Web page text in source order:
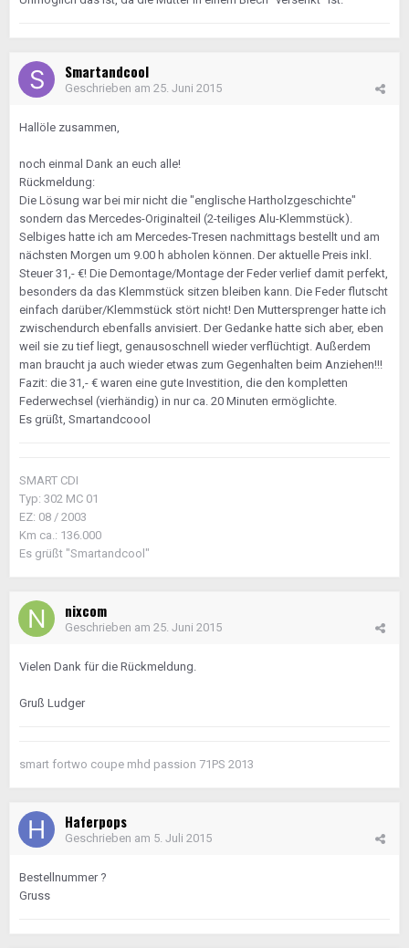
Smartandcool
Geschrieben am 25. Juni 2015
Hallöle zusammen,
noch einmal Dank an euch alle!
Rückmeldung:
Die Lösung war bei mir nicht die "englische Hartholzgeschichte"
sondern das Mercedes-Originalteil (2-teiliges Alu-Klemmstück).
Selbiges hatte ich am Mercedes-Tresen nachmittags bestellt und am
nächsten Morgen um 9.00 h abholen können. Der aktuelle Preis inkl.
Steuer 31,- €! Die Demontage/Montage der Feder verlief damit perfekt,
besonders da das Klemmstück sitzen bleiben kann. Die Feder flutscht
einfach darüber/Klemmstück stört nicht! Den Muttersprenger hatte ich
zwischendurch ebenfalls anvisiert. Der Gedanke hatte sich aber, eben
weil sie zu tief liegt, genausoschnell wieder verflüchtigt. Außerdem
man braucht ja auch wieder etwas zum Gegenhalten beim Anziehen!!!
Fazit: die 31,- € waren eine gute Investition, die den kompletten
Federwechsel (vierhändig) in nur ca. 20 Minuten ermöglichte.
Es grüßt, Smartandcoool
SMART CDI
Typ: 302 MC 01
EZ: 08 / 2003
Km ca.: 136.000
Es grüßt "Smartandcool"
nixcom
Geschrieben am 25. Juni 2015
Vielen Dank für die Rückmeldung.
Gruß Ludger
smart fortwo coupe mhd passion 71PS 2013
Haferpops
Geschrieben am 5. Juli 2015
Bestellnummer ?
Gruss